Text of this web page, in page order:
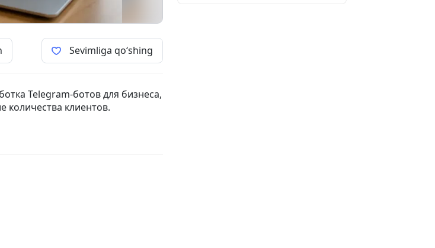
Sevimliga qo‘shing
Telegram-ботов для бизнеса,
количества клиентов.